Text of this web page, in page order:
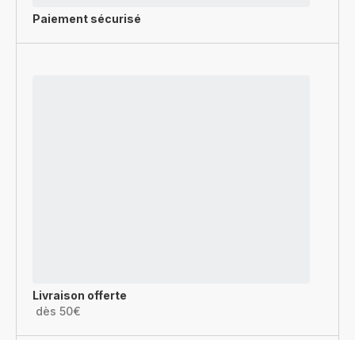
Paiement sécurisé
Livraison offerte
dès 50€